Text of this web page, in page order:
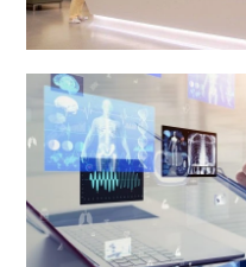
体检中心及电子诊断中心